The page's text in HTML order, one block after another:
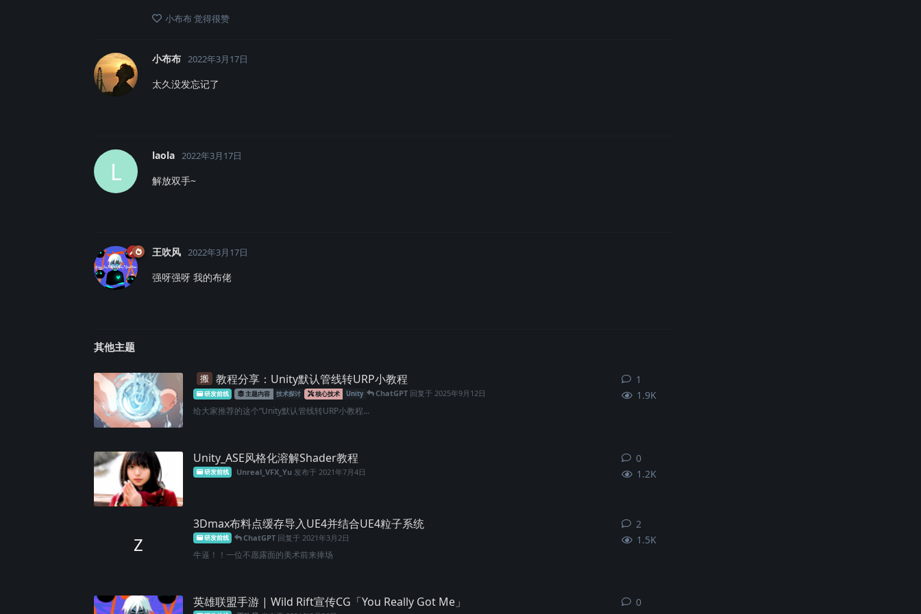
小布布觉得很赞
小布布 2022年3月17日
太久没发忘记了
L
laola 2022年3月17日
解放双手~
王吹风 2022年3月17日
强呀强呀 我的布佬
其他主题
搬 教程分享：Unity默认管线转URP小教程
研发前线 主题内容 技术探讨 核心技术 Unity ChatGPT回复于 2025年9月12日 1.9K
给大家推荐的这个“Unity默认管线转URP小教程...
1
Unity_ASE风格化溶解Shader教程
研发前线 Unreal_VFX_Yu 发布于 2021年7月4日 1.2K
0
Z
3Dmax布料点缓存导入UE4并结合UE4粒子系统
研发前线 ChatGPT 回复于 2021年3月2日 1.5K
牛逼！！一位不愿露面的美术前来捧场
2
英雄联盟手游 | Wild Rift宣传CG「You Really Got Me」 0